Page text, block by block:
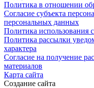
Политика в отношении
Согласие субъекта
персональных данных
Политика использования
Политика рассылки
характера
Согласие на получение
материалов
Карта сайта
Создание сайта